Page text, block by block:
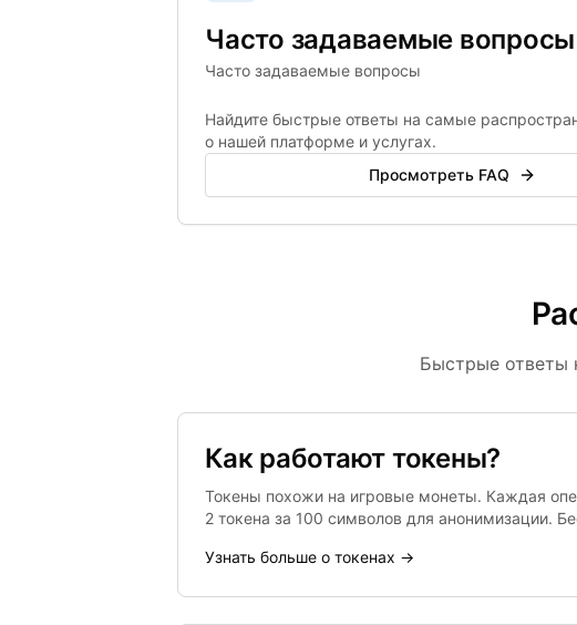
Часто задаваемые вопросы
Часто задаваемые вопросы
Найдите быстрые ответы на самые
о нашей платформе и услугах.
Просмотреть FAQ
Быстрые ответы
Как работают токены?
Токены похожи на игровые монеты. Каждая
2 токена за 100 символов для анонимизации.
Узнать больше о токенах →